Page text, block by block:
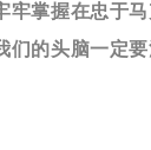
牢掌握在忠于
的头脑一定